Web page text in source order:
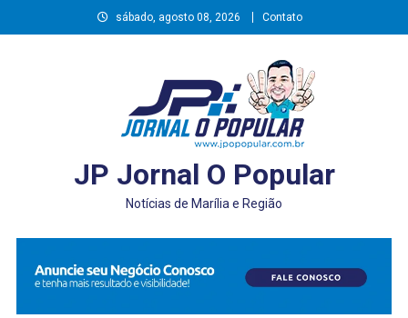
to
sábado, agosto 08, 2026 Contato
JP Jornal O Popular
Notícias de Marília e Região